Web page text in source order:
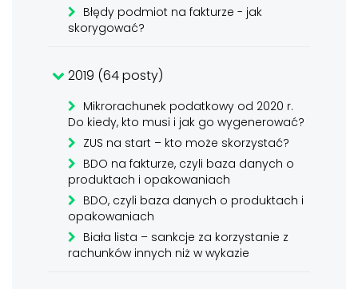
Błędy podmiot na fakturze - jak
skorygować?
2019 (64 posty)
Mikrorachunek podatkowy od 2020 r.
Do kiedy, kto musi i jak go wygenerować?
ZUS na start – kto może skorzystać?
BDO na fakturze, czyli baza danych o
produktach i opakowaniach
BDO, czyli baza danych o produktach i
opakowaniach
Biała lista – sankcje za korzystanie z
rachunków innych niż w wykazie